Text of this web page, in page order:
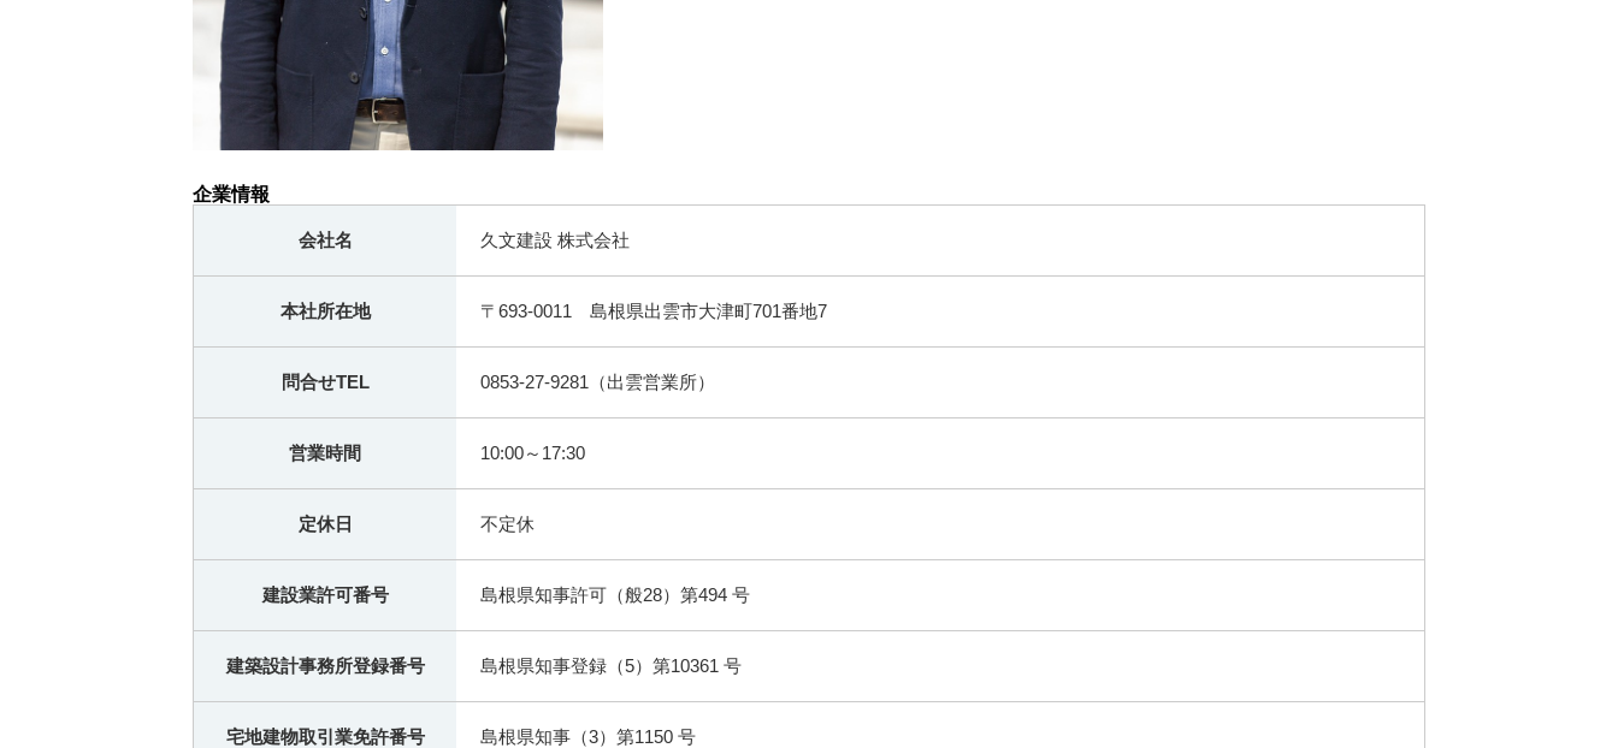
企業情報
会社名 久文建設 株式会社
本社所在地 〒693-0011 島根県出雲市大津町701番地7
問合せTEL 0853-27-9281（出雲営業所）
営業時間 10:00～17:30
定休日 不定休
建設業許可番号 島根県知事許可（般28）第494 号
建築設計事務所登録番号 島根県知事登録（5）第10361 号
宅地建物取引業免許番号 島根県知事（3）第1150 号